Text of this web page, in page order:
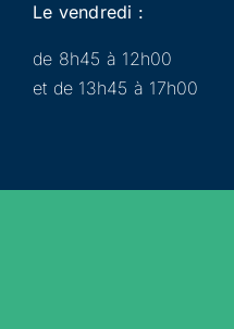
Le vendredi :
de 8h45 à 12h00
et de 13h45 à 17h00